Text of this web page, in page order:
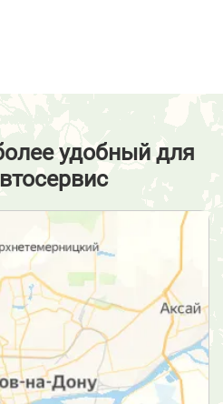
удобный для